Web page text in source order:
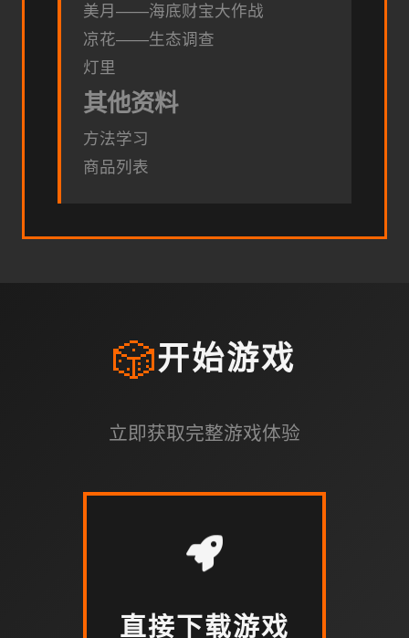
美月——海底财宝大作战
凉花——生态调查
灯里
其他资料
方法学习
商品列表
🎲开始游戏
立即获取完整游戏体验
直接下载游戏